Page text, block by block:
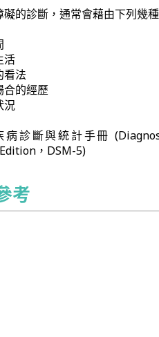
的診斷，通常會藉由下列幾種
活
看法
合的經歷
況
診斷與統計手冊
，DSM-5)
考